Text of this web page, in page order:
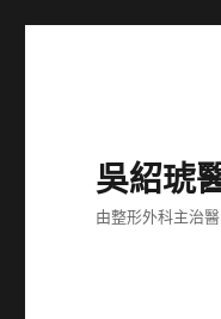
吳紹琥
由整形外科主治